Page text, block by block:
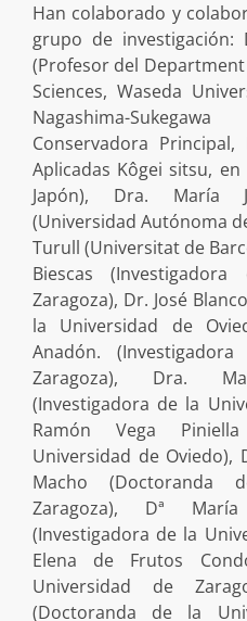
Han colaborado y
grupo de investigación:
(Profesor del
Sciences, Waseda
Nagashima-
Conservadora
Aplicadas Kôgei sitsu,
Japón), Dra. María
(Universidad Autónoma
Turull (Universitat de
Biescas
Zaragoza), Dr. José
la Universidad de
Anadón.
Zaragoza), Dra.
(Investigadora de la
Ramón Vega
Universidad de Oviedo),
Macho (Doctoranda
Zaragoza), Dª
(Investigadora de la
Elena de Frutos
Universidad de
(Doctoranda de la